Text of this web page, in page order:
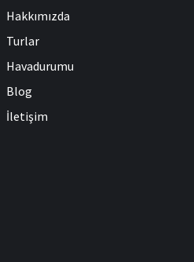
Hakkımızda
Turlar
Havadurumu
Blog
İletişim